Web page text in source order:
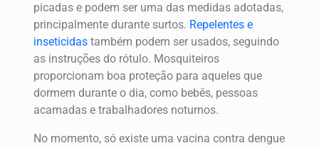
picadas e podem ser uma das medidas adotadas,
principalmente durante surtos. Repelentes e
inseticidastambém podem ser usados, seguindo
as instruções do rótulo. Mosquiteiros
proporcionam boa proteção para aqueles que
dormem durante o dia, como bebês, pessoas
acamadas e trabalhadores noturnos.
No momento, só existe uma vacina contra dengue